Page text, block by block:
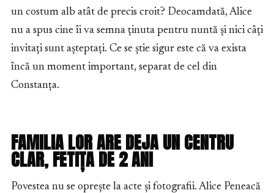
un costum alb atât de precis croit? Deocamdată, Alice
nu a spus cine îi va semna ținuta pentru nuntă și nici câți
invitați sunt așteptați. Ce se știe sigur este că va exista
încă un moment important, separat de cel din
Constanța.
FAMILIA LOR ARE DEJA UN CENTRU
CLAR, FETIȚA DE 2 ANI
Povestea nu se oprește la acte și fotografii. Alice Peneacă